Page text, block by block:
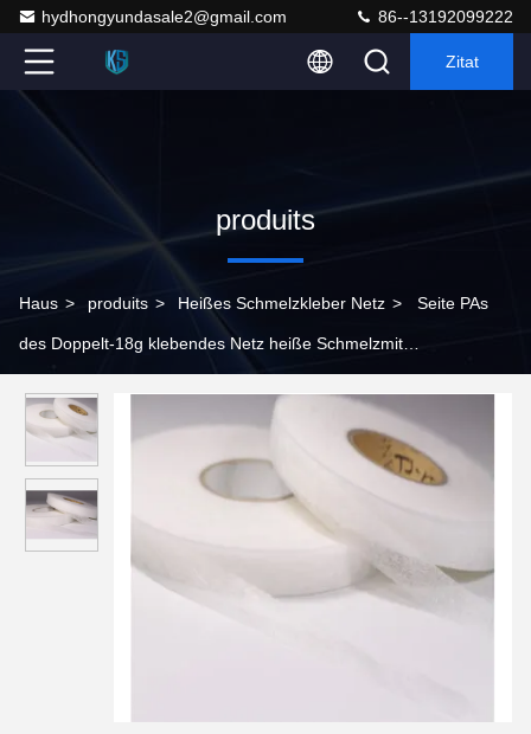
hydhongyundasale2@gmail.com 86--13192099222
Zitat
produits
Haus > produits > Heißes Schmelzkleber Netz > Seite PAs
des Doppelt-18g klebendes Netz heiße Schmelzmit